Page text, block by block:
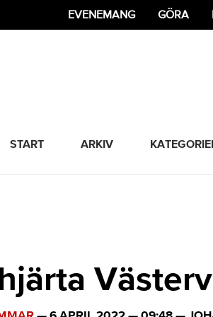
EVENEMANG GÖRA
START ARKIV